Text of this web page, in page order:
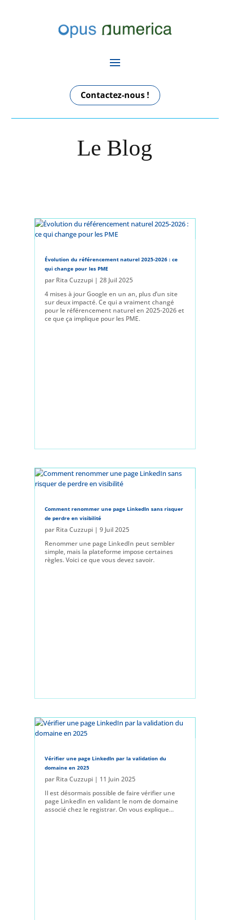
Contactez-nous !
Le Blog
Évolution du référencement naturel 2025-2026 : ce
qui change pour les PME
par Rita Cuzzupi |28 Juil 2025
4 mises à jour Google en un an, plus d’un site
sur deux impacté. Ce qui a vraiment changé
pour le référencement naturel en 2025-2026 et
ce que ça implique pour les PME.
Comment renommer une page LinkedIn sans risquer
de perdre en visibilité
par Rita Cuzzupi |9 Juil 2025
Renommer une page LinkedIn peut sembler
simple, mais la plateforme impose certaines
règles. Voici ce que vous devez savoir.
Vérifier une page LinkedIn par la validation du
domaine en 2025
par Rita Cuzzupi | 11 Juin 2025
Il est désormais possible de faire vérifier une
page LinkedIn en validant le nom de domaine
associé chez le registrar. On vous explique…